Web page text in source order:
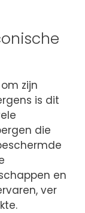
zijn
is dit
die
en
ver